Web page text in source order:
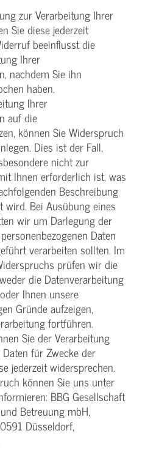
zur Verarbeitung Ihrer
Sie diese jederzeit
beeinflusst die
Ihrer
nachdem Sie ihn
haben.
Ihrer
auf die
können Sie Widerspruch
Dies ist der Fall,
nicht zur
Ihnen erforderlich ist, was
Beschreibung
Bei Ausübung eines
wir um Darlegung der
Daten
verarbeiten sollten. Im
prüfen wir die
die Datenverarbeitung
Ihnen unsere
Gründe aufzeigen,
fortführen.
Sie der Verarbeitung
für Zwecke der
jederzeit widersprechen.
können Sie uns unter
BBG Gesellschaft
Betreuung mbH,
Düsseldorf,